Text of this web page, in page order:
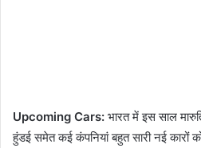
Upcoming Cars: भारत में इस साल
हुंडई समेत कई कंपनियां बहुत सारी नई कारों